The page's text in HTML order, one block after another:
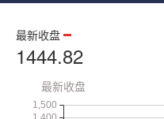
最新收盘
1444.82